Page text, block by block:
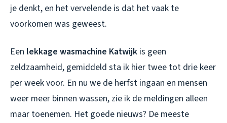
je denkt, en het vervelende is dat het vaak te
voorkomen was geweest.
Een lekkage wasmachine Katwijk is geen
zeldzaamheid, gemiddeld sta ik hier twee tot drie keer
per week voor. En nu we de herfst ingaan en mensen
weer meer binnen wassen, zie ik de meldingen alleen
maar toenemen. Het goede nieuws? De meeste